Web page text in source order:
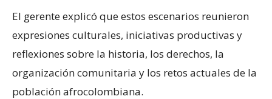
El gerente explicó que estos escenarios reunieron
expresiones culturales, iniciativas productivas y
reflexiones sobre la historia, los derechos, la
organización comunitaria y los retos actuales de la
población afrocolombiana.